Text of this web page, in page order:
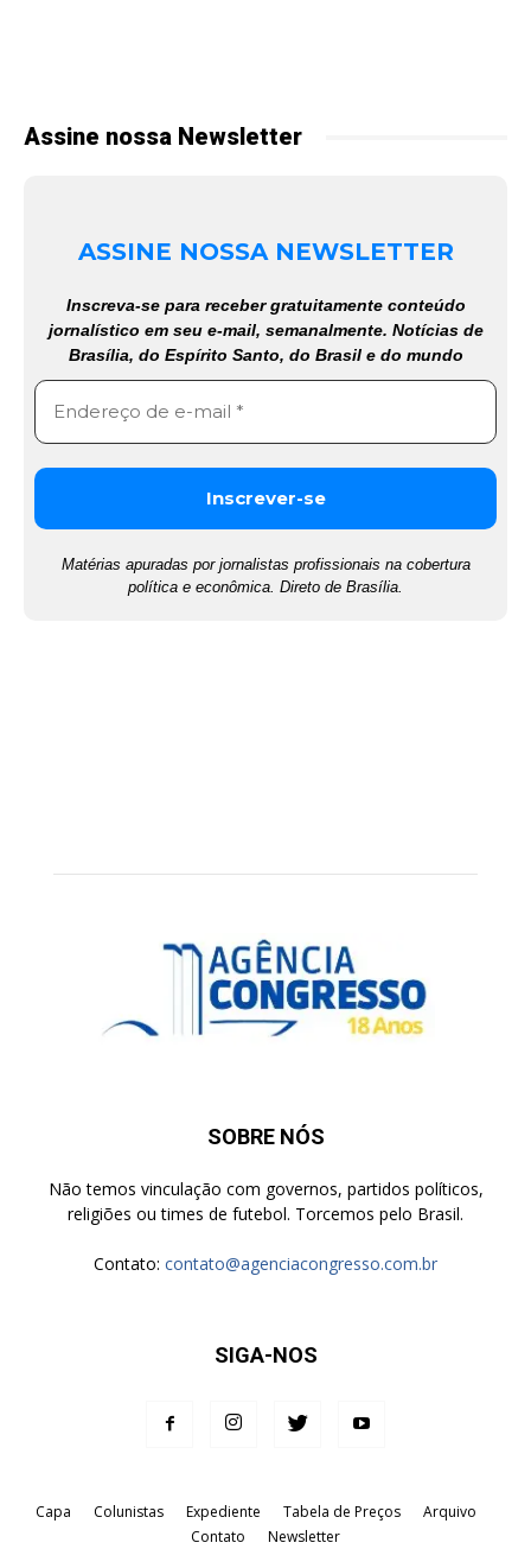
Assine nossa Newsletter
ASSINE NOSSA NEWSLETTER
Inscreva-se para receber gratuitamente conteúdo
jornalístico em seu e-mail, semanalmente. Notícias de
Brasília, do Espírito Santo, do Brasil e do mundo
Matérias apuradas por jornalistas profissionais na cobertura
política e econômica. Direto de Brasília.
SOBRE NÓS
Não temos vinculação com governos, partidos políticos,
religiões ou times de futebol. Torcemos pelo Brasil.
Contato: contato@agenciacongresso.com.br
SIGA-NOS
Capa Colunistas Expediente Tabela de Preços
Arquivo
Contato
Newsletter